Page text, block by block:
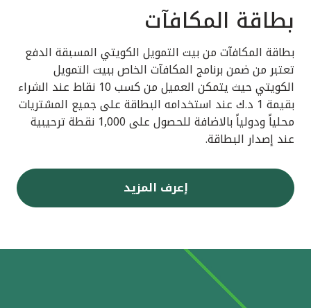
بطاقة المكافآت
بطاقة المكافآت من بيت التمويل الكويتي المسبقة الدفع
تعتبر من ضمن برنامج المكافآت الخاص ببيت التمويل
الكويتي حيث يتمكن العميل من كسب 10 نقاط عند الشراء
بقيمة 1 د.ك عند استخدامه البطاقة على جميع المشتريات
محلياً ودولياً بالاضافة للحصول على 1,000 نقطة ترحيبية
عند إصدار البطاقة.
إعرف المزيد